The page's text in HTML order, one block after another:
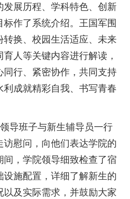
发展历程、学科特色、创新
标作了系统介绍。王国军围
转换、校园生活适应、未来
人等关键内容进行解读，
同行、紧密协作，共同支持
利成就精彩自我、书写青春
导班子与新生辅导员一行
访慰问，向他们表达学院的
间，学院领导细致检查了宿
设施配置，详细了解新生的
以及实际需求，并鼓励大家